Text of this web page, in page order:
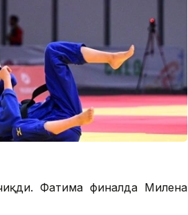
Фатима финалда Милена